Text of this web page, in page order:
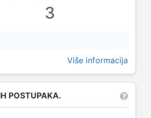
3
Više informacija
POSTUPAKA.